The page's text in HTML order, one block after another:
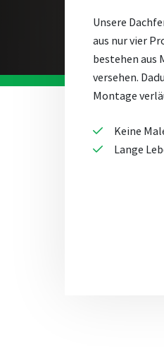
Unsere
aus nur vier
bestehen aus
versehen.
Montage
Keine
Lange